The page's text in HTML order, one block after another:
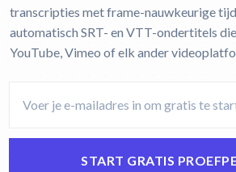
transcripties met frame-nauwkeurige
automatisch SRT- en VTT-ondertitels
YouTube, Vimeo of elk ander
START GRATIS